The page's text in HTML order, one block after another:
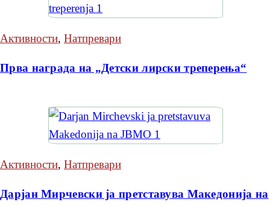
Активности, Натпревари
Прва награда на „Детски лирски треперења“
Активности, Натпревари
Дарјан Мирчевски ја претставува Македонија на